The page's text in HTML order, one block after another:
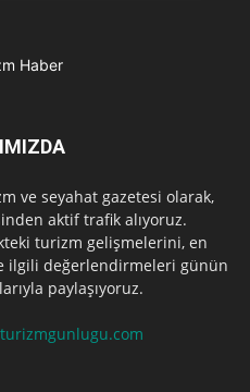
ve seyahat gazetesi olarak,
aktif trafik alıyoruz.
turizm gelişmelerini, en
ilgili değerlendirmeleri günün
paylaşıyoruz.